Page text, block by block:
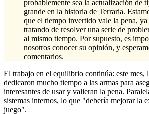
probablemente sea la actualización de
grande en la historia de Terraria.
que el tiempo invertido vale la pena, ya
tratando de resolver una serie de
al mismo tiempo. Por supuesto, es
nosotros conocer su opinión, y
comentarios.
El trabajo en el equilibrio continúa: este mes,
dedicaron mucho tiempo a las armas para
interesantes de usar y valieran la pena.
sistemas internos, lo que "debería mejorar la
juego".